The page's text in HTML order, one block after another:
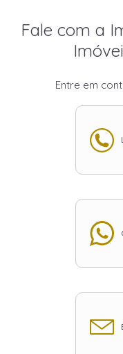
Fale com a
Entre em